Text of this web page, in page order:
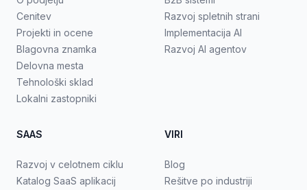
Cenitev
Projekti in ocene
Blagovna znamka
Delovna mesta
Tehnološki sklad
Lokalni zastopniki
Razvoj spletnih strani
Implementacija AI
Razvoj AI agentov
SAAS
Razvoj v celotnem ciklu
Katalog SaaS aplikacij
VIRI
Blog
Rešitve po industriji